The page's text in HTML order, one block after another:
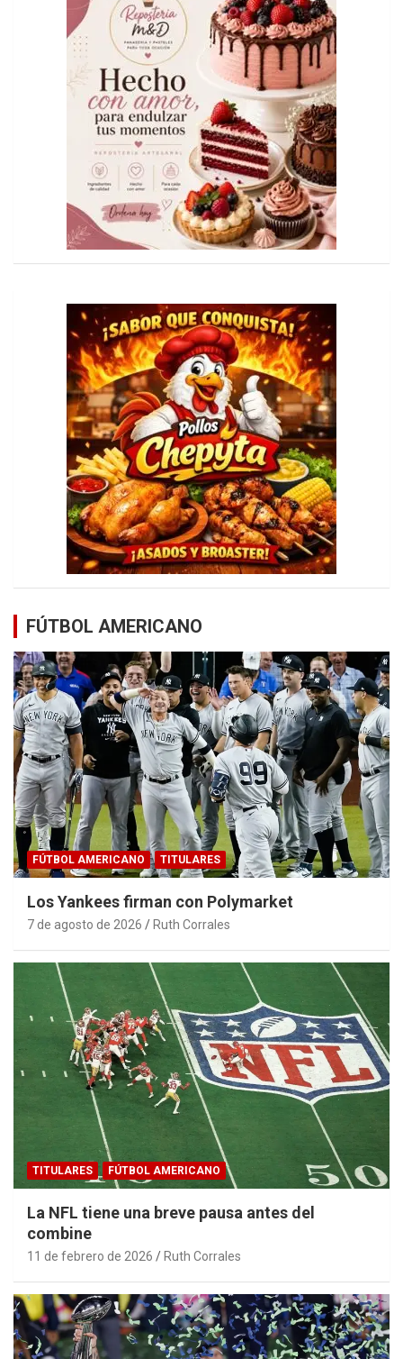
FÚTBOL AMERICANO
FÚTBOL AMERICANO TITULARES
Los Yankees firman con Polymarket
7 de agosto de 2026 Ruth Corrales
TITULARES FÚTBOL AMERICANO
La NFL tiene una breve pausa antes del
combine
11 de febrero de 2026 Ruth Corrales